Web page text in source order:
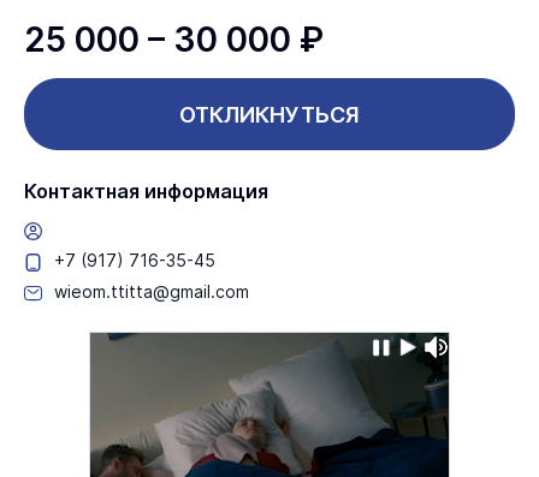
25 000 – 30 000 ₽
ОТКЛИКНУТЬСЯ
Контактная информация
+7 (917) 716-35-45
wieom.ttitta@gmail.com